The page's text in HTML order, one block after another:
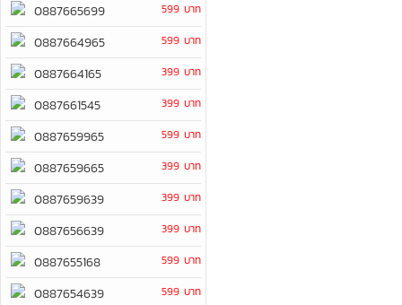
0887665699 599 บาท
0887664965 599 บาท
0887664165 399 บาท
0887661545 399 บาท
0887659965 599 บาท
0887659665 399 บาท
0887659639 399 บาท
0887656639 399 บาท
0887655168 599 บาท
0887654639 599 บาท